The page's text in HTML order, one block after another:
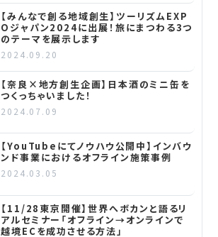
【みんなで創る地域創生】ツーリズムEXP
Oジャパン2024に出展！旅にまつわる3つ
のテーマを展示します
2024.09.20
【奈良×地方創生企画】日本酒のミニ缶を
つくっちゃいました！
2024.07.09
【YouTubeにてノウハウ公開中】インバウ
ンド事業におけるオフライン施策事例
2024.03.05
【11/28東京開催】世界へボカンと語るリ
アルセミナー「オフライン→オンラインで
越境ECを成功させる方法」